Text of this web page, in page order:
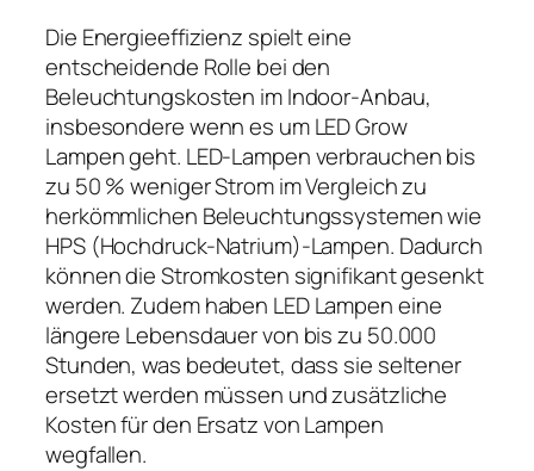
Die Energieeffizienz spielt eine
entscheidende Rolle bei den
Beleuchtungskosten im Indoor-Anbau,
insbesondere wenn es um LED Grow
Lampen geht. LED-Lampen verbrauchen bis
zu 50 % weniger Strom im Vergleich zu
herkömmlichen Beleuchtungssystemen wie
HPS (Hochdruck-Natrium)-Lampen. Dadurch
können die Stromkosten signifikant gesenkt
werden. Zudem haben LED Lampen eine
längere Lebensdauer von bis zu 50.000
Stunden, was bedeutet, dass sie seltener
ersetzt werden müssen und zusätzliche
Kosten für den Ersatz von Lampen
wegfallen.